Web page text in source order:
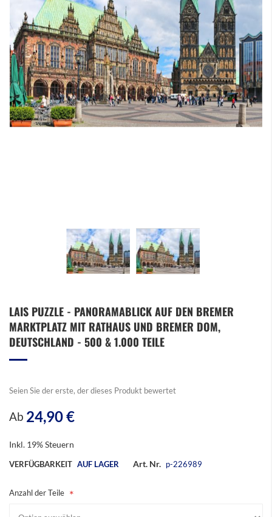
Anfang
der
Bildergalerie
LAIS PUZZLE - PANORAMABLICK AUF DEN BREMER
MARKTPLATZ MIT RATHAUS UND BREMER DOM,
DEUTSCHLAND - 500 & 1.000 TEILE
Seien Sie der erste, der dieses Produkt bewertet
Ab 24,90 €
Inkl. 19% Steuern
VERFÜGBARKEIT AUF LAGER Art. Nr. p-226989
Anzahl der Teile